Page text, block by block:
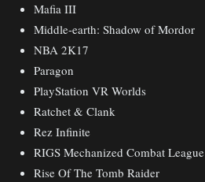
Mafia III
Middle-earth: Shadow of Mordor
NBA 2K17
Paragon
PlayStation VR Worlds
Ratchet & Clank
Rez Infinite
RIGS Mechanized Combat League
Rise Of The Tomb Raider